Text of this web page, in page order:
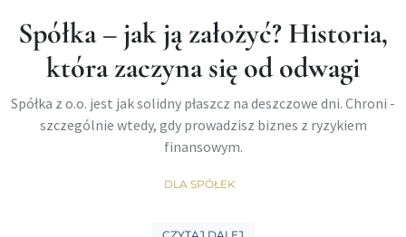
Spółka – jak ją założyć? Historia,
która zaczyna się od odwagi
Spółka z o.o. jest jak solidny płaszcz na deszczowe dni. Chroni -
szczególnie wtedy, gdy prowadzisz biznes z ryzykiem
finansowym.
DLA SPÓŁEK
CZYTAJ DALEJ